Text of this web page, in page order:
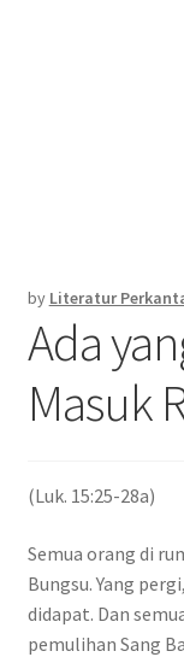
by Literatur
Ada
Masuk
(Luk. 15:25-28a)
Semua orang di
Bungsu. Yang
didapat. Dan
pemulihan Sang